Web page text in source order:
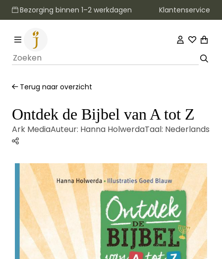
Bezorging binnen 1–2 werkdagen Klantenservice
Terug naar overzicht
Ontdek de Bijbel van A tot Z
Ark MediaAuteur: Hanna HolwerdaTaal: Nederlands